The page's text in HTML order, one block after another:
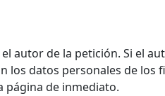
autor de la petición. Si el
los datos personales de los
página de inmediato.